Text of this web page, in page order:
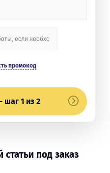
промокод
шаг 1 из 2
под заказ